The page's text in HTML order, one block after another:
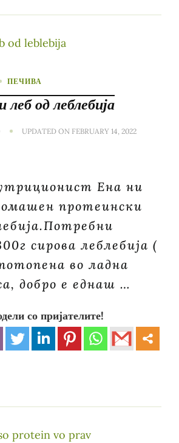
ПЕЧИВА
од леблебија
UPDATED ON FEBRUARY 14, 2022
Ена ни
протеински
сирова леблебија (
во ладна
добро е еднаш …
со пријателите!